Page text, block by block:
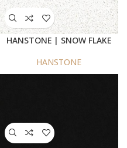
HANSTONE | SNOW FLAKE
HANSTONE